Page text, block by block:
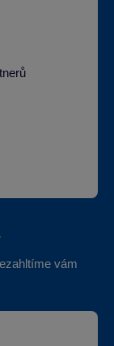
vám